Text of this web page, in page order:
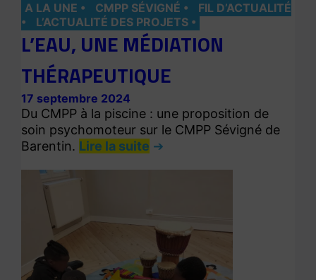
A LA UNE CMPP SÉVIGNÉ
FIL D’ACTUALITÉ
L’ACTUALITÉ DES PROJETS
L’EAU, UNE MÉDIATION
THÉRAPEUTIQUE
17 septembre 2024
Du CMPP à la piscine : une proposition de
soin psychomoteur sur le CMPP Sévigné de
Barentin. Lire la suite